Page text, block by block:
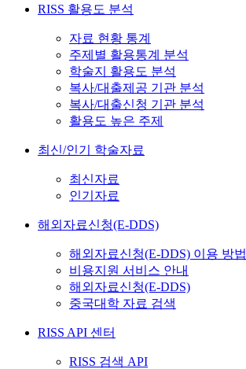
RISS 활용도 분석
자료 현황 통계
주제별 활용통계 분석
학술지 활용도 분석
복사/대출제공 기관 분석
복사/대출신청 기관 분석
활용도 높은 주제
최신/인기 학술자료
최신자료
인기자료
해외자료신청(E-DDS)
해외자료신청(E-DDS) 이용 방법
비용지원 서비스 안내
해외자료신청(E-DDS)
중국대학 자료 검색
RISS API 센터
RISS 검색 API